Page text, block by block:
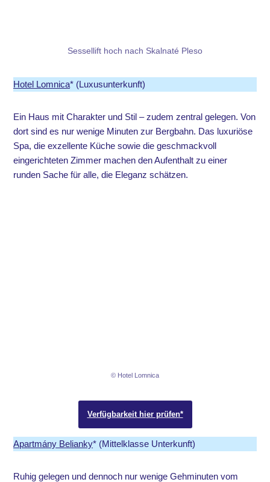
Sessellift hoch nach Skalnaté Pleso
Hotel Lomnica* (Luxusunterkunft)
Ein Haus mit Charakter und Stil – zudem zentral gelegen. Von
dort sind es nur wenige Minuten zur Bergbahn. Das luxuriöse
Spa, die exzellente Küche sowie die geschmackvoll
eingerichteten Zimmer machen den Aufenthalt zu einer
runden Sache für alle, die Eleganz schätzen.
© Hotel Lomnica
Verfügbarkeit hier prüfen*
Apartmány Belianky* (Mittelklasse Unterkunft)
Ruhig gelegen und dennoch nur wenige Gehminuten vom